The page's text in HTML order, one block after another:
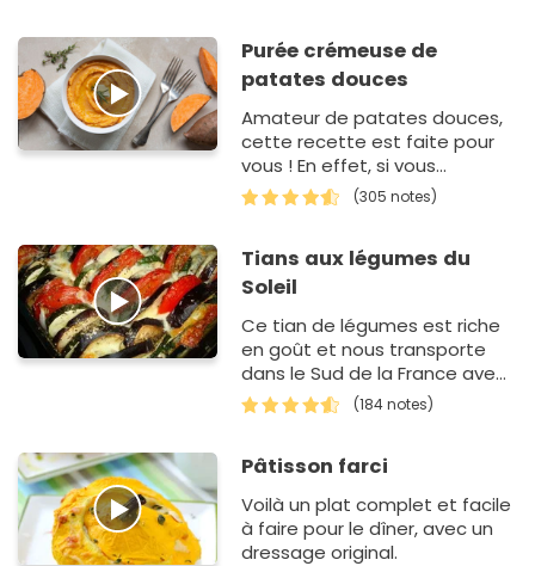
Purée crémeuse de
patates douces
Amateur de patates douces,
cette recette est faite pour
vous ! En effet, si vous
cherchez un
accompagnement original
au four ou…
(305 notes)
Tians aux légumes du
Soleil
Ce tian de légumes est riche
en goût et nous transporte
dans le Sud de la France avec
les saveurs de ces légumes.
C'est le plat estiva…
(184 notes)
Pâtisson farci
Voilà un plat complet et facile
à faire pour le dîner, avec un
dressage original.